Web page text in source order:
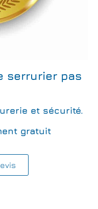
serrurier pas
et sécurité.
gratuit